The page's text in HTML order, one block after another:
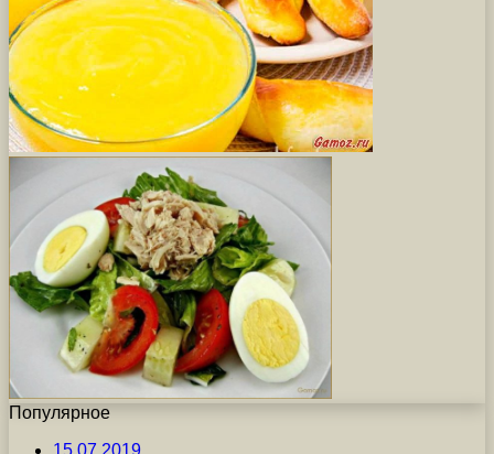
Популярное
15.07.2019